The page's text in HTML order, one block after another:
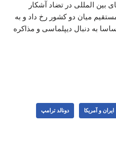
بین المللی در تضاد آشکار
میان دو کشور رخ داد و به
به دنبال دیپلماسی و مذاکره
ایران و آمریکا دونالد ترامپ